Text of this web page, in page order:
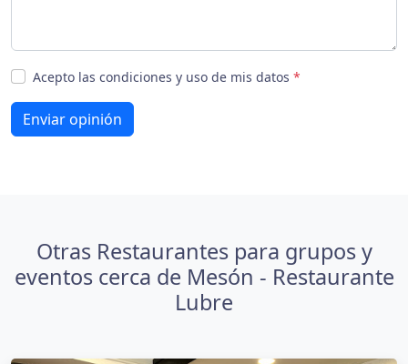
Acepto las condiciones y uso de mis datos *
Enviar opinión
Otras Restaurantes para grupos y
eventos cerca de Mesón - Restaurante
Lubre